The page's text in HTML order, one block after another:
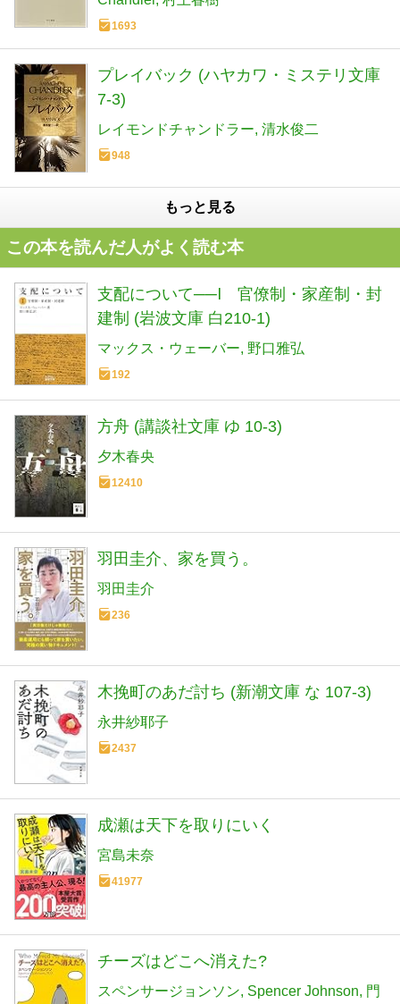
1693
プレイバック (ハヤカワ・ミステリ文庫
7-3)
レイモンドチャンドラー 清水俊二
948
もっと見る
この本を読んだ人がよく読む本
支配について──Ⅰ 官僚制・家産制・封
建制 (岩波文庫 白210-1)
マックス・ウェーバー 野口雅弘
192
方舟 (講談社文庫 ゆ 10-3)
夕木春央
12410
羽田圭介、家を買う。
羽田圭介
236
木挽町のあだ討ち (新潮文庫 な 107-3)
永井紗耶子
2437
成瀬は天下を取りにいく
宮島未奈
41977
チーズはどこへ消えた?
スペンサージョンソン Spencer Johnson
門